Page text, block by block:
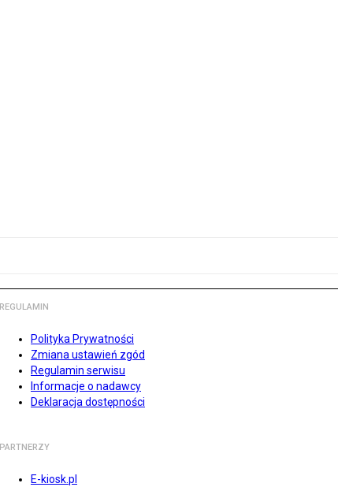
REGULAMIN
Polityka Prywatności
Zmiana ustawień zgód
Regulamin serwisu
Informacje o nadawcy
Deklaracja dostępności
PARTNERZY
E-kiosk.pl